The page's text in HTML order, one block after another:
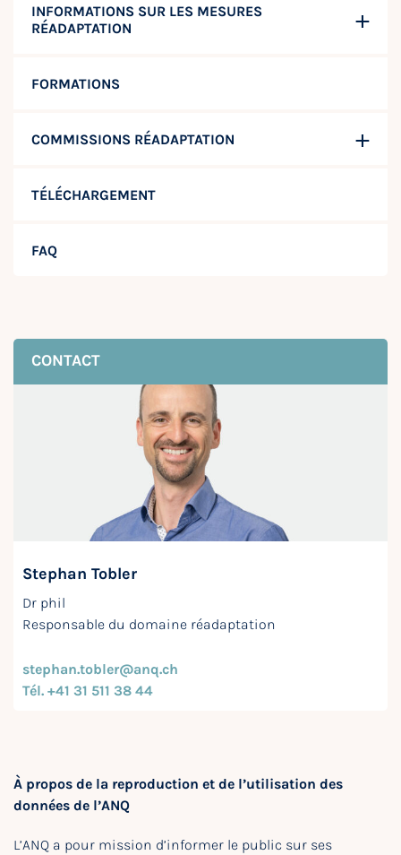
INFORMATIONS SUR LES MESURES
RÉADAPTATION
FORMATIONS
COMMISSIONS RÉADAPTATION
TÉLÉCHARGEMENT
FAQ
CONTACT
Stephan Tobler
Dr phil
Responsable du domaine réadaptation
stephan.tobler@anq.ch
Tél. +41 31 511 38 44
À propos de la reproduction et de l’utilisation des
données de l’ANQ
L’ANQ a pour mission d’informer le public sur ses